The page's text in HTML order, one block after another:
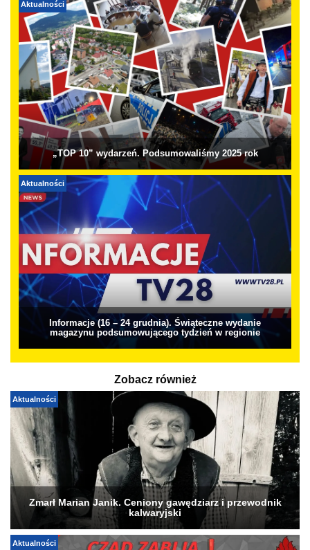
Aktualności
„TOP 10” wydarzeń. Podsumowaliśmy 2025 rok
Aktualności
Informacje (16 – 24 grudnia). Świąteczne wydanie
magazynu podsumowującego tydzień w regionie
Zobacz również
Aktualności
Zmarł Marian Janik. Ceniony gawędziarz i przewodnik
kalwaryjski
Aktualności